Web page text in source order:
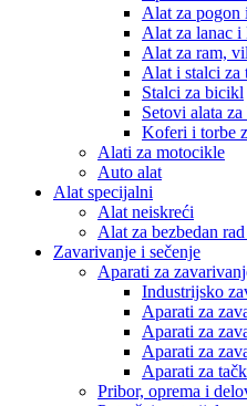
Alat za pogon
Alat za lanac i
Alat za ram,
Alat i stalci za
Stalci za bicikl
Setovi alata
Koferi i torbe
Alati za motocikle
Auto alat
Alat specijalni
Alat neiskreći
Alat za bezbedan
Zavarivanje i sečenje
Aparati za
Industrijsko
Aparati za
Aparati za
Aparati za
Aparati za
Pribor, oprema i